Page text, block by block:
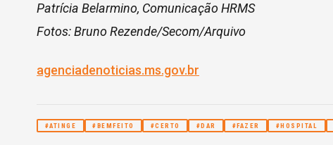
Patrícia Belarmino, Comunicação HRMS
Fotos: Bruno Rezende/Secom/Arquivo
agenciadenoticias.ms.gov.br
#ATINGE #BEMFEITO #CERTO #DAR #FAZER #HOSPITAL